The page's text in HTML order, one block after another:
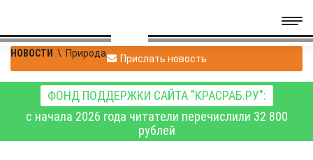
НОВОСТИ \ Природа Прислать новость
ФОНД ПОДДЕРЖКИ САЙТА "КРАСРАБ.РУ":
с начала 2026 года читатели перечислили 32 800
рублей